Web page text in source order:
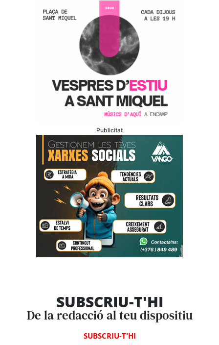
Publicitat
SUBSCRIU-T'HI
De la redacció al teu dispositiu
SUBSCRIU-T'HI